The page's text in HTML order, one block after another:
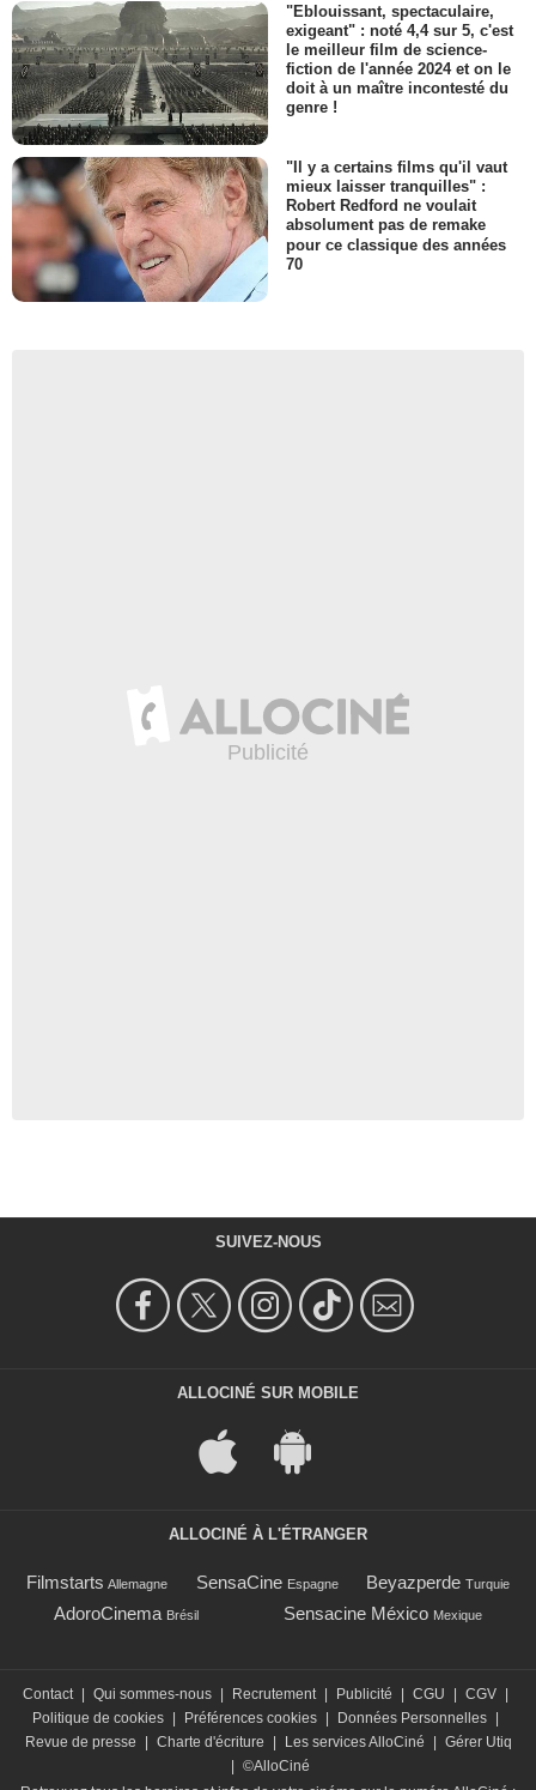
"Eblouissant, spectaculaire,
exigeant" : noté 4,4 sur 5, c'est
le meilleur film de science-
fiction de l'année 2024 et on le
doit à un maître incontesté du
genre !
"Il y a certains films qu'il vaut
mieux laisser tranquilles" :
Robert Redford ne voulait
absolument pas de remake
pour ce classique des années
70
SUIVEZ-NOUS
ALLOCINÉ SUR MOBILE
ALLOCINÉ À L'ÉTRANGER
Filmstarts Allemagne SensaCine Espagne Beyazperde Turquie
AdoroCinema Brésil Sensacine México Mexique
Contact | Qui sommes-nous | Recrutement | Publicité | CGU | CGV |
Politique de cookies | Préférences cookies | Données Personnelles |
Revue de presse
| Charte d'écriture | Les services AlloCiné | Gérer Utiq
| ©AlloCiné